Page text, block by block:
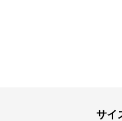
サイ